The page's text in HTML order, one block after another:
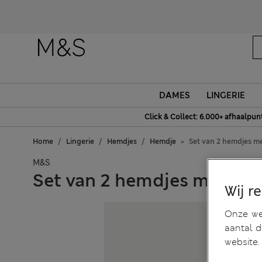
DAMES LINGERIE
Click & Collect: 6.000+
Home Lingerie Hemdjes Hemdje Set van 2 hemdjes
M&S
Set van 2 hemdjes metWij
Onze
aantal